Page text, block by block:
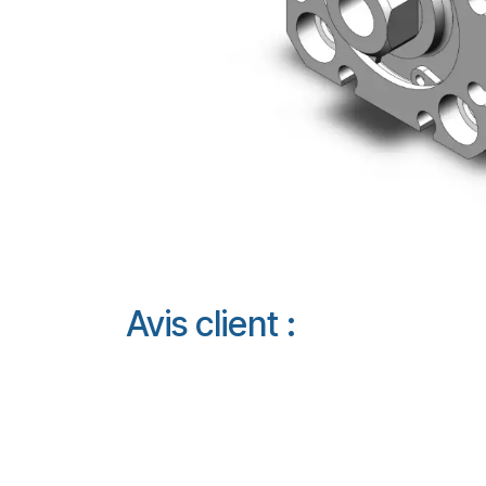
Avis client :